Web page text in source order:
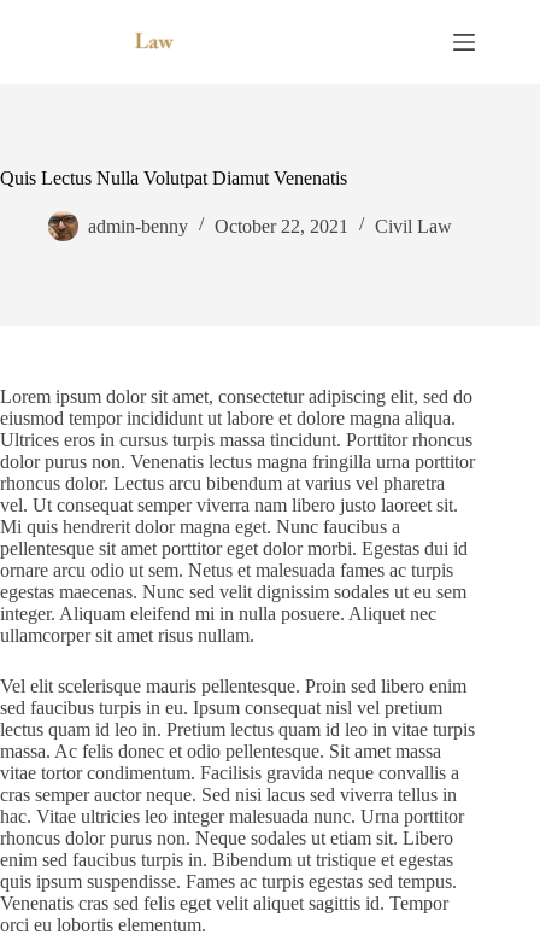
Quis Lectus Nulla Volutpat Diamut Venenatis
admin-benny October 22, 2021 Civil Law
Lorem ipsum dolor sit amet, consectetur adipiscing elit, sed do
eiusmod tempor incididunt ut labore et dolore magna aliqua.
Ultrices eros in cursus turpis massa tincidunt. Porttitor rhoncus
dolor purus non. Venenatis lectus magna fringilla urna porttitor
rhoncus dolor. Lectus arcu bibendum at varius vel pharetra
vel. Ut consequat semper viverra nam libero justo laoreet sit.
Mi quis hendrerit dolor magna eget. Nunc faucibus a
pellentesque sit amet porttitor eget dolor morbi. Egestas dui id
ornare arcu odio ut sem. Netus et malesuada fames ac turpis
egestas maecenas. Nunc sed velit dignissim sodales ut eu sem
integer. Aliquam eleifend mi in nulla posuere. Aliquet nec
ullamcorper sit amet risus nullam.
Vel elit scelerisque mauris pellentesque. Proin sed libero enim
sed faucibus turpis in eu. Ipsum consequat nisl vel pretium
lectus quam id leo in. Pretium lectus quam id leo in vitae turpis
massa. Ac felis donec et odio pellentesque. Sit amet massa
vitae tortor condimentum. Facilisis gravida neque convallis a
cras semper auctor neque. Sed nisi lacus sed viverra tellus in
hac. Vitae ultricies leo integer malesuada nunc. Urna porttitor
rhoncus dolor purus non. Neque sodales ut etiam sit. Libero
enim sed faucibus turpis in. Bibendum ut tristique et egestas
quis ipsum suspendisse. Fames ac turpis egestas sed tempus.
Venenatis cras sed felis eget velit aliquet sagittis id. Tempor
orci eu lobortis elementum.